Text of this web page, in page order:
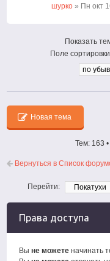
шурко » Пн окт
Показать
Поле сортировки
Новая тема
Тем: 163 •
Вернуться в Список
Перейти:
Права доступа
Выне можете начинать